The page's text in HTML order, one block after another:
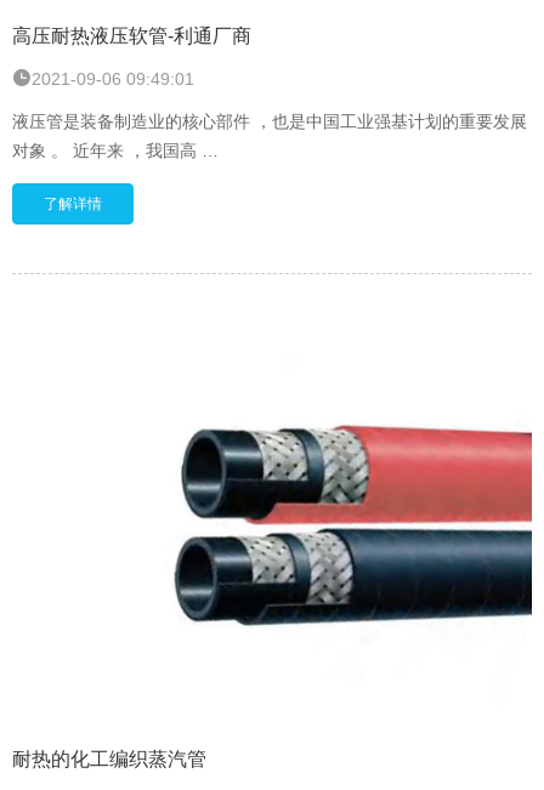
高压耐热液压软管-利通厂商
2021-09-06 09:49:01
液压管是装备制造业的核心部件 ，也是中国工业强基计划的重要发展
对象 。 近年来 ，我国高
度重视液压产业的发展 ，并将其作为产业战略重点 之一 。 液压核心
部件的液力管件 ，液压油管产品已经基本实现国产化 ，液压油管在各
了解详情
耐热的化工编织蒸汽管